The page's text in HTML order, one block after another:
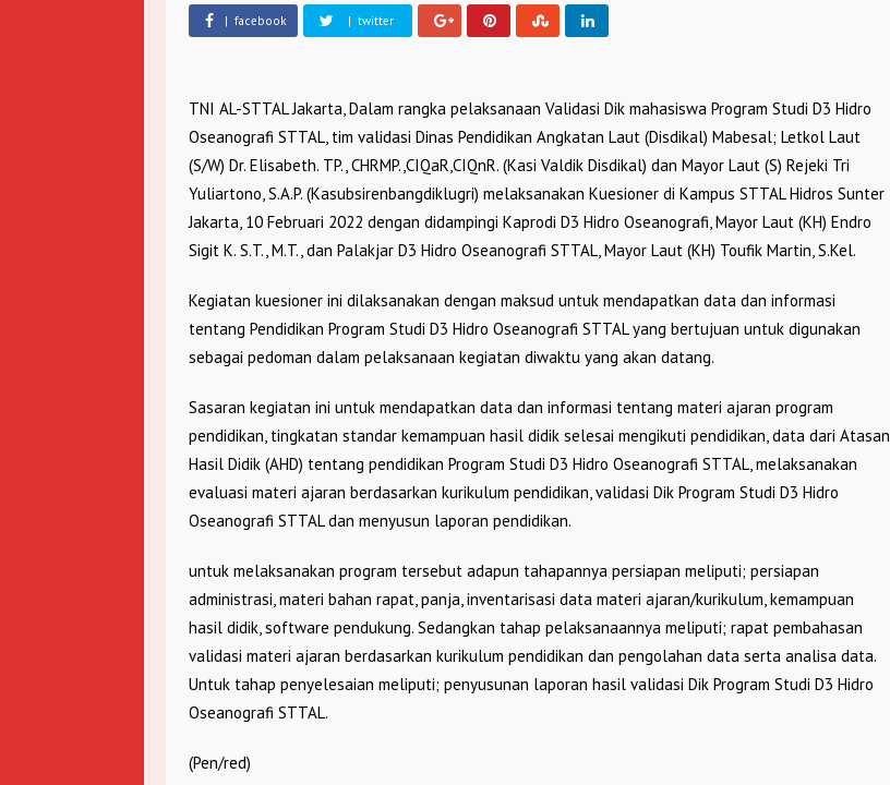
| facebook | twitter
TNI AL-STTAL Jakarta, Dalam rangka pelaksanaan Validasi Dik mahasiswa Program Studi D3 Hidro
Oseanografi STTAL, tim validasi Dinas Pendidikan Angkatan Laut (Disdikal) Mabesal; Letkol Laut
(S/W) Dr. Elisabeth. TP., CHRMP.,CIQaR,CIQnR. (Kasi Valdik Disdikal) dan Mayor Laut (S) Rejeki Tri
Yuliartono, S.A.P. (Kasubsirenbangdiklugri) melaksanakan Kuesioner di Kampus STTAL Hidros Sunter
Jakarta, 10 Februari 2022 dengan didampingi Kaprodi D3 Hidro Oseanografi, Mayor Laut (KH) Endro
Sigit K. S.T., M.T., dan Palakjar D3 Hidro Oseanografi STTAL, Mayor Laut (KH) Toufik Martin, S.Kel.
Kegiatan kuesioner ini dilaksanakan dengan maksud untuk mendapatkan data dan informasi
tentang Pendidikan Program Studi D3 Hidro Oseanografi STTAL yang bertujuan untuk digunakan
sebagai pedoman dalam pelaksanaan kegiatan diwaktu yang akan datang.
Sasaran kegiatan ini untuk mendapatkan data dan informasi tentang materi ajaran program
pendidikan, tingkatan standar kemampuan hasil didik selesai mengikuti pendidikan, data dari Atasan
Hasil Didik (AHD) tentang pendidikan Program Studi D3 Hidro Oseanografi STTAL, melaksanakan
evaluasi materi ajaran berdasarkan kurikulum pendidikan, validasi Dik Program Studi D3 Hidro
Oseanografi STTAL dan menyusun laporan pendidikan.
untuk melaksanakan program tersebut adapun tahapannya persiapan meliputi; persiapan
administrasi, materi bahan rapat, panja, inventarisasi data materi ajaran/kurikulum, kemampuan
hasil didik, software pendukung. Sedangkan tahap pelaksanaannya meliputi; rapat pembahasan
validasi materi ajaran berdasarkan kurikulum pendidikan dan pengolahan data serta analisa data.
Untuk tahap penyelesaian meliputi; penyusunan laporan hasil validasi Dik Program Studi D3 Hidro
Oseanografi STTAL.
(Pen/red)